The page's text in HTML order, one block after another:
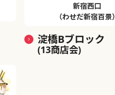
新宿西口
（わせだ新宿百景）
淀橋Bブロック
(13商店会)